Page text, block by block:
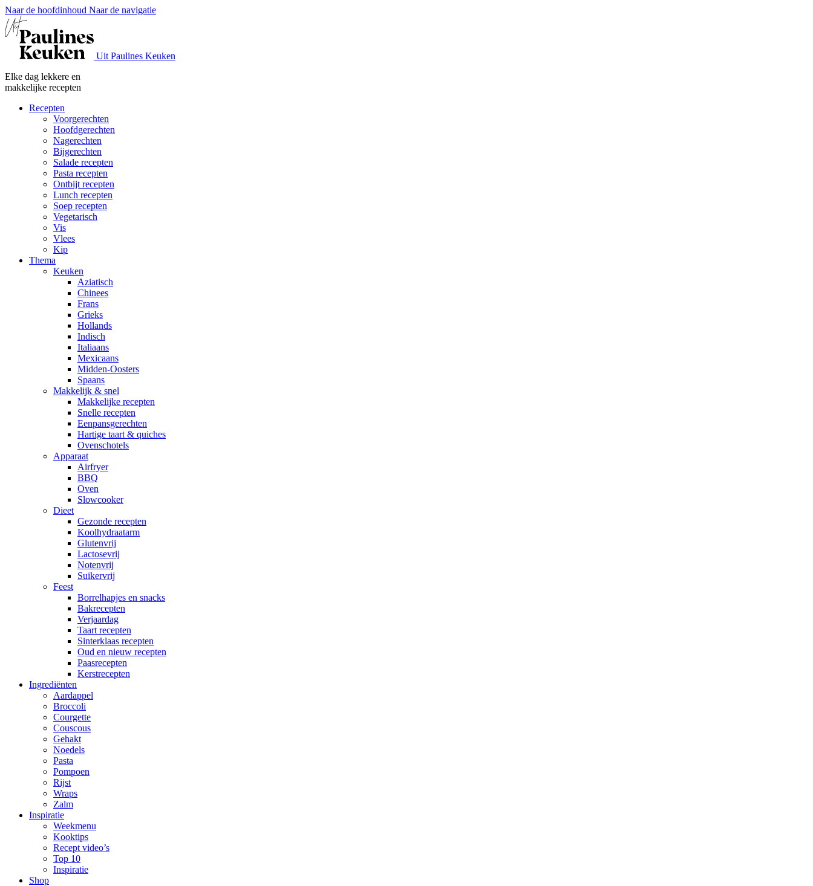
Naar de hoofdinhoud Naar de navigatie
Uit Paulines Keuken
Elke dag lekkere en
makkelijke recepten
Recepten
Voorgerechten
Hoofdgerechten
Nagerechten
Bijgerechten
Salade recepten
Pasta recepten
Ontbijt recepten
Lunch recepten
Soep recepten
Vegetarisch
Vis
Vlees
Kip
Thema
Keuken
Aziatisch
Chinees
Frans
Grieks
Hollands
Indisch
Italiaans
Mexicaans
Midden-Oosters
Spaans
Makkelijk & snel
Makkelijke recepten
Snelle recepten
Eenpansgerechten
Hartige taart & quiches
Ovenschotels
Apparaat
Airfryer
BBQ
Oven
Slowcooker
Dieet
Gezonde recepten
Koolhydraatarm
Glutenvrij
Lactosevrij
Notenvrij
Suikervrij
Feest
Borrelhapjes en snacks
Bakrecepten
Verjaardag
Taart recepten
Sinterklaas recepten
Oud en nieuw recepten
Paasrecepten
Kerstrecepten
Ingrediënten
Aardappel
Broccoli
Courgette
Couscous
Gehakt
Noedels
Pasta
Pompoen
Rijst
Wraps
Zalm
Inspiratie
Weekmenu
Kooktips
Recept video’s
Top 10
Inspiratie
Shop